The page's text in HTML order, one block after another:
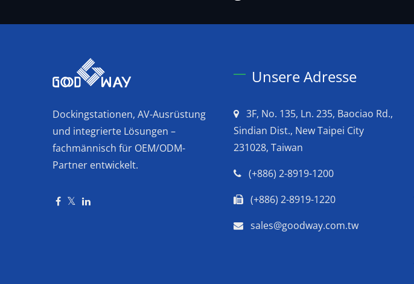
Dockingstationen, AV-Ausrüstung
und integrierte Lösungen –
fachmännisch für OEM/ODM-
Partner entwickelt.
Unsere Adresse
3F, No. 135, Ln. 235, Baociao Rd.,
Sindian Dist., New Taipei City
231028, Taiwan
(+886) 2-8919-1200
(+886) 2-8919-1220
sales@goodway.com.tw